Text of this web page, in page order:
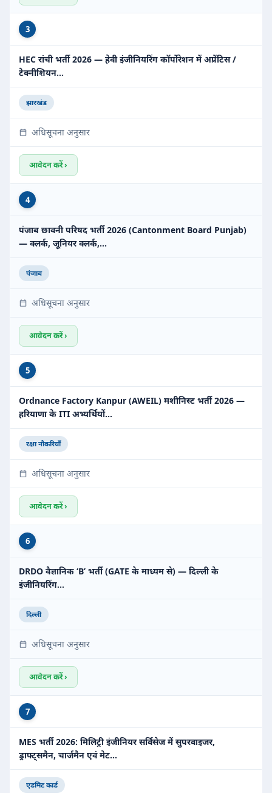
3
HEC रांची भर्ती 2026 — हेवी इंजीनियरिंग कॉर्पोरेशन में अप्रेंटिस /
टेक्नीशियन…
झारखंड
अधिसूचना अनुसार
आवेदन करें ›
4
पंजाब छावनी परिषद भर्ती 2026 (Cantonment Board Punjab)
— क्लर्क, जूनियर क्लर्क,…
पंजाब
अधिसूचना अनुसार
आवेदन करें ›
5
Ordnance Factory Kanpur (AWEIL) मशीनिस्ट भर्ती 2026 —
हरियाणा के ITI अभ्यर्थियों…
रक्षा नौकरियाँ
अधिसूचना अनुसार
आवेदन करें ›
6
DRDO वैज्ञानिक ‘B’ भर्ती (GATE के माध्यम से) — दिल्ली के
इंजीनियरिंग…
दिल्ली
अधिसूचना अनुसार
आवेदन करें ›
7
MES भर्ती 2026: मिलिट्री इंजीनियर सर्विसेज में सुपरवाइजर,
ड्राफ्ट्समैन, चार्जमैन एवं मेट…
एडमिट कार्ड